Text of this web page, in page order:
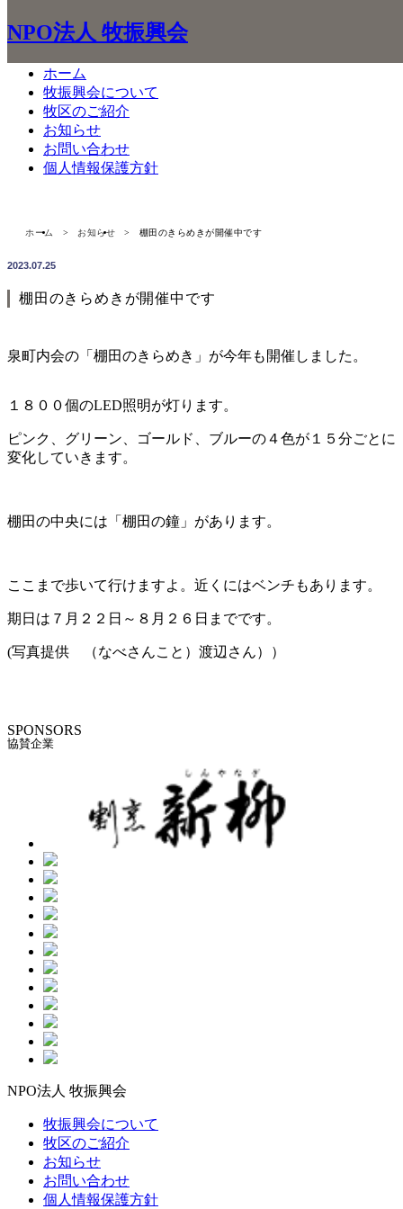
NPO法人 牧振興会
ホーム
牧振興会について
牧区のご紹介
お知らせ
お問い合わせ
個人情報保護方針
ホーム お知らせ 棚田のきらめきが開催中です
2023.07.25
棚田のきらめきが開催中です
泉町内会の「棚田のきらめき」が今年も開催しました。
１８００個のLED照明が灯ります。
ピンク、グリーン、ゴールド、ブルーの４色が１５分ごとに
変化していきます。
棚田の中央には「棚田の鐘」があります。
ここまで歩いて行けますよ。近くにはベンチもあります。
期日は７月２２日～８月２６日までです。
(写真提供 （なべさんこと）渡辺さん））
SPONSORS
協賛企業
NPO法人 牧振興会
牧振興会について
牧区のご紹介
お知らせ
お問い合わせ
個人情報保護方針